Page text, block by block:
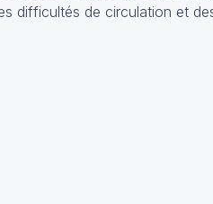
difficultés de circulation et